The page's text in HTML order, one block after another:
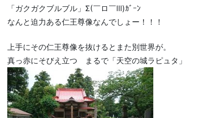
「ガクガクブルブル」Σ(￣ロ￣lll)ｶﾞｰﾝ
なんと迫力ある仁王尊像なんでしょー！！！
上手にその仁王尊像を抜けるとまた別世界が。
真っ赤にそびえ立つ まるで「天空の城ラピュタ」